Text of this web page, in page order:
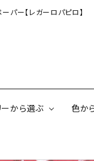
パー【レガーロパピロ】
ーから選ぶ 色か